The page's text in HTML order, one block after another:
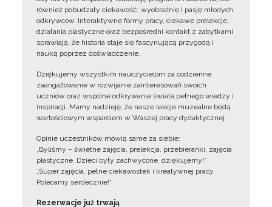
również pobudzały ciekawość, wyobraźnię i pasję młodych
odkrywców. Interaktywne formy pracy, ciekawe prelekcje,
działania plastyczne oraz bezpośredni kontakt z zabytkami
sprawiają, że historia staje się fascynującą przygodą i
nauką poprzez doświadczenie.
Dziękujemy wszystkim nauczycielom za codzienne
zaangażowanie w rozwijanie zainteresowań swoich
uczniów oraz wspólne odkrywanie świata pełnego wiedzy i
inspiracji. Mamy nadzieję, że nasze lekcje muzealne będą
wartościowym wsparciem w Waszej pracy dydaktycznej.
Opinie uczestników mówią same za siebie:
„Byliśmy – świetne zajęcia, prelekcja, przebieranki, zajęcia
plastyczne. Dzieci były zachwycone, dziękujemy!”
„Super zajęcia, pełne ciekawostek i kreatywnej pracy.
Polecamy serdecznie!”
Rezerwacje już trwają